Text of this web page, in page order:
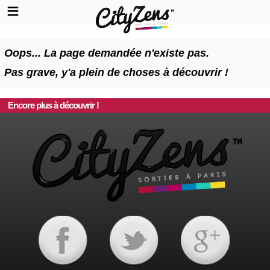
Oops... La page demandée n'existe pas.
Pas grave, y'a plein de choses à découvrir !
Encore plus à découvrir !